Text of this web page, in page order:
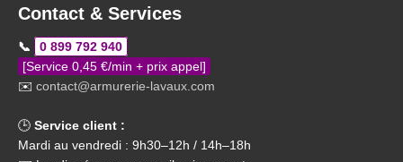
Contact & Services
📞
0 899 792 940
[Service 0,45 €/min + prix appel]
✉️ contact@armurerie-lavaux.com
🕒 Service client :
Mardi au vendredi : 9h30–12h / 14h–18h